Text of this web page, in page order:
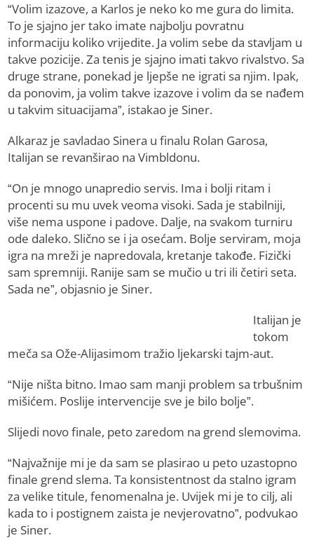
“Volim izazove, a Karlos je neko ko me gura do limita.
To je sjajno jer tako imate najbolju povratnu
informaciju koliko vrijedite. Ja volim sebe da stavljam u
takve pozicije. Za tenis je sjajno imati takvo rivalstvo. Sa
druge strane, ponekad je ljepše ne igrati sa njim. Ipak,
da ponovim, ja volim takve izazove i volim da se nađem
u takvim situacijama”, istakao je Siner.
Alkaraz je savladao Sinera u finalu Rolan Garosa,
Italijan se revanširao na Vimbldonu.
“On je mnogo unapredio servis. Ima i bolji ritam i
procenti su mu uvek veoma visoki. Sada je stabilniji,
više nema uspone i padove. Dalje, na svakom turniru
ode daleko. Slično se i ja osećam. Bolje serviram, moja
igra na mreži je napredovala, kretanje takođe. Fizički
sam spremniji. Ranije sam se mučio u tri ili četiri seta.
Sada ne”, objasnio je Siner.
Italijan je
tokom
meča sa Ože-Alijasimom tražio ljekarski tajm-aut.
“Nije ništa bitno. Imao sam manji problem sa trbušnim
mišićem. Poslije intervencije sve je bilo bolje”.
Slijedi novo finale, peto zaredom na grend slemovima.
“Najvažnije mi je da sam se plasirao u peto uzastopno
finale grend slema. Ta konsistentnost da stalno igram
za velike titule, fenomenalna je. Uvijek mi je to cilj, ali
kada to i postignem zaista je nevjerovatno”, podvukao
je Siner.